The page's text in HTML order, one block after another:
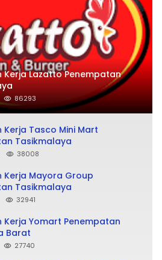
Kerja Lazatto Penempatan
86293
Kerja Tasco Mini Mart
Tasikmalaya
38008
Kerja Mayora Group
Tasikmalaya
32941
Kerja Yomart Penempatan
Barat
27740